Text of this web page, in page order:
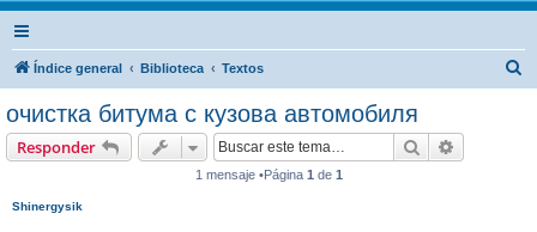
Índice general Biblioteca Textos
очистка битума с кузова автомобиля
Responder Buscar
1 mensaje •Página 1 de 1
Shinergysik